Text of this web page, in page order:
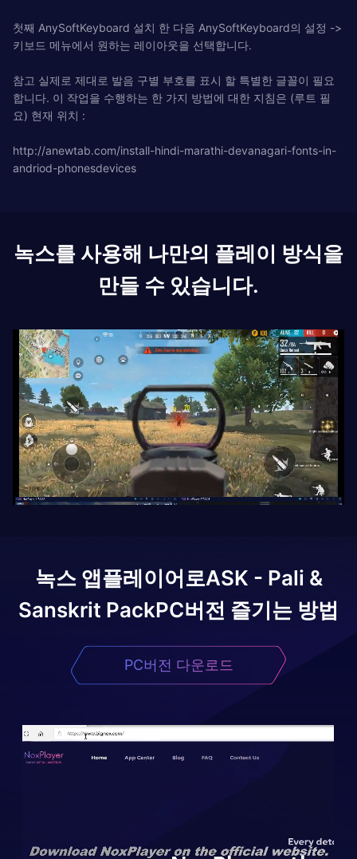
첫째 AnySoftKeyboard 설치 한 다음 AnySoftKeyboard의 설정 ->
키보드 메뉴에서 원하는 레이아웃을 선택합니다.
참고 실제로 제대로 발음 구별 부호를 표시 할 특별한 글꼴이 필요
합니다. 이 작업을 수행하는 한 가지 방법에 대한 지침은 (루트 필
요) 현재 위치 :
http://anewtab.com/install-hindi-marathi-devanagari-fonts-in-
andriod-phonesdevices
녹스를 사용해 나만의 플레이 방식을
만들 수 있습니다.
녹스 앱플레이어로ASK - Pali &
Sanskrit PackPC버전 즐기는 방법
PC버전 다운로드